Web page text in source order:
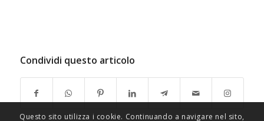
Condividi questo articolo
Questo sito utilizza i cookie. Continuando a navigare nel sito,